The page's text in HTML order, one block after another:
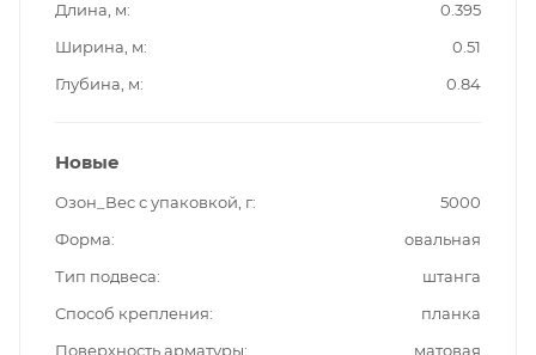
Длина, м
0.395
Ширина, м
0.51
Глубина, м
0.84
Новые
Озон_Вес с упаковкой, г
5000
Форма
овальная
Тип подвеса
штанга
Способ крепления
планка
Поверхность арматуры
матовая